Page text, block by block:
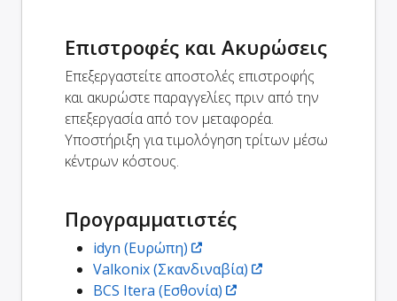
Επιστροφές και Ακυρώσεις
Επεξεργαστείτε αποστολές επιστροφής
και ακυρώστε παραγγελίες πριν από την
επεξεργασία από τον μεταφορέα.
Υποστήριξη για τιμολόγηση τρίτων μέσω
κέντρων κόστους.
Προγραμματιστές
idyn (Ευρώπη)
Valkonix (Σκανδιναβία)
BCS Itera (Εσθονία)